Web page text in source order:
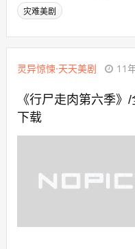
灾难美剧
灵异惊悚·天天美剧 11
《行尸走肉第六季
下载